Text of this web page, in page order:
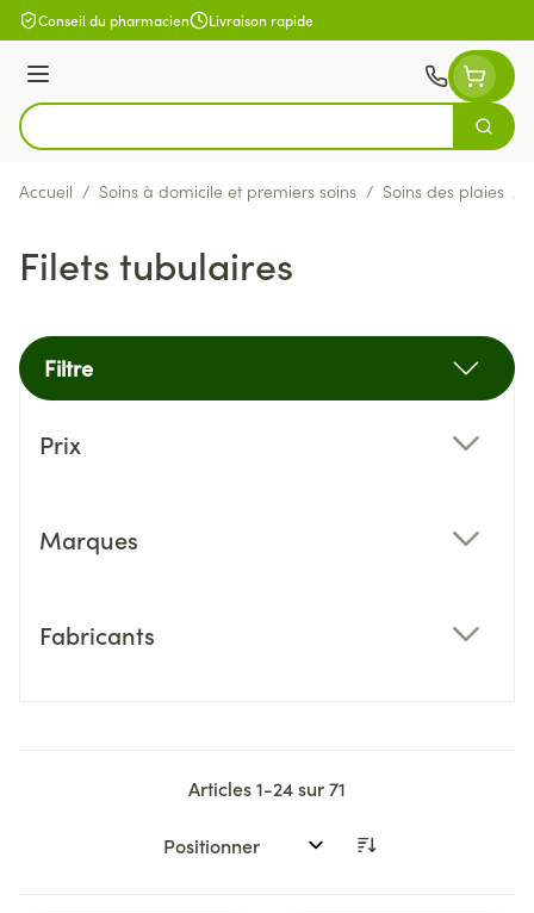
Aller au contenu
Conseil du pharmacien Livraison rapide
Menu
Rechercher
Accueil / Soins à domicile et premiers soins / Soins des plaies /
Filets tubulaires
Filtre
Prix
Marques
Fabricants
Articles1-24sur71
Trier par: